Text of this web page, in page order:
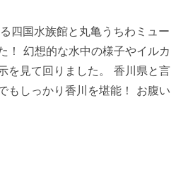
四国水族館と丸亀うちわミュー
！ 幻想的な水中の様子やイルカ
を見て回りました。 香川県と言
もしっかり香川を堪能！ お腹い